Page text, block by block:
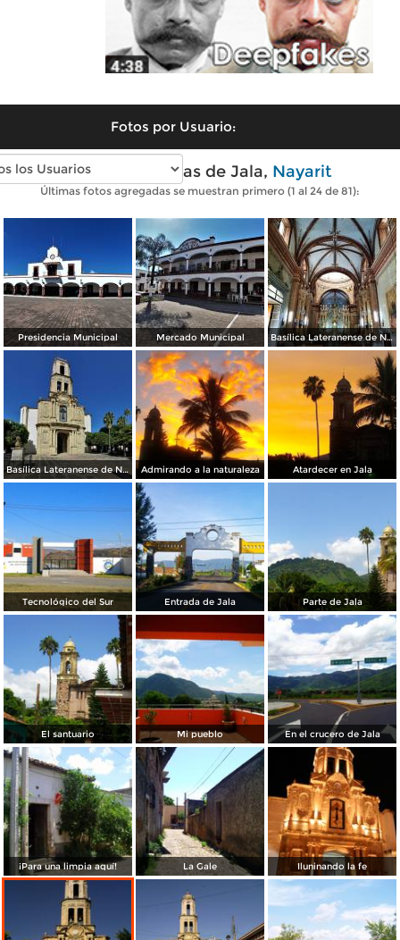
Fotos por Usuario:
Fotos modernas de Jala, Nayarit
Últimas fotos agregadas se muestran primero (1 al 24 de 81):
Presidencia Municipal Mercado Municipal Basílica Lateranense de N.S. de la Asunción
Basílica Lateranense de N.S. de la Asunción Admirando a la naturaleza Atardecer en Jala
Tecnológico del Sur Entrada de Jala Parte de Jala
El santuario Mi pueblo En el crucero de Jala
¡Para una limpia aquí! La Gale Iluninando la fe